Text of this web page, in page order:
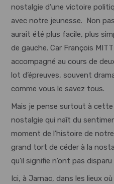
nostalgie d’une victoire
avec notre jeunesse. Non
aurait été plus facile, plus
de gauche. Car François
accompagné au cours de
lot d’épreuves, souvent
comme vous le savez tous.
Mais je pense surtout à
nostalgie qui naît du
moment de l’histoire de
grand tort de céder à la
qu’il signifie n’ont pas disparu
Ici, à Jarnac, dans les lieux